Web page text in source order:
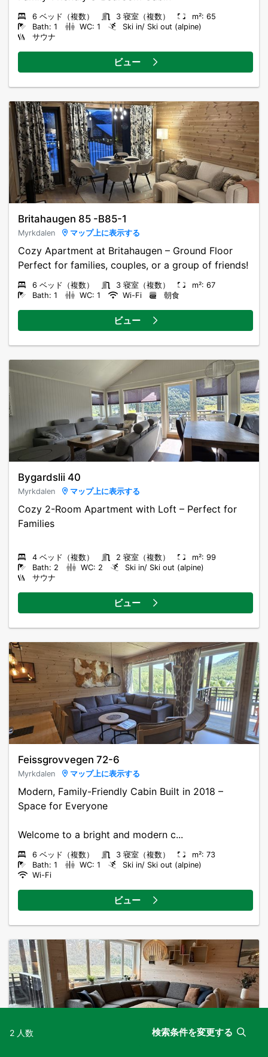
6 ベッド（複数） 3 寝室（複数）
m²: 65
Bath: 1
WC: 1
Ski in/ Ski out (alpine)
サウナ
ビュー
Britahaugen 85 -B85-1
Myrkdalen マップ上に表示する
Cozy Apartment at Britahaugen – Ground Floor
Perfect for families, couples, or a group of friends!
6 ベッド（複数） 3 寝室（複数）
m²: 67
Bath: 1
WC: 1 Wi-Fi 朝食
ビュー
Bygardslii 40
Myrkdalen マップ上に表示する
Cozy 2-Room Apartment with Loft – Perfect for
Families
4 ベッド（複数） 2 寝室（複数）
m²: 99
Bath: 2
WC: 2
Ski in/ Ski out (alpine)
サウナ
ビュー
Feissgrovvegen 72-6
Myrkdalen マップ上に表示する
Modern, Family-Friendly Cabin Built in 2018 –
Space for Everyone
Welcome to a bright and modern c...
6 ベッド（複数） 3 寝室（複数）
m²: 73
Bath: 1
WC: 1
Ski in/ Ski out (alpine)
Wi-Fi
ビュー
2 人数 検索条件を変更する